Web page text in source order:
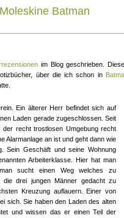
Batman
im Blog geschrieben.
über die ich schon in
Ein älterer Herr befindet sich auf
Laden gerade zugeschlossen. Seit
recht trostlosen Umgebung recht
Alarmanlage an ist und geht dann wie
Sein Geschäft und seine Wohnung
Arbeiterklasse. Hier hat man
sucht einen Weg welches zu
die drei jungen Männer gedacht zu
Kreuzung auflauern. Einer von
sich. Sie haben den Laden des alten
und wissen das er einen Teil der